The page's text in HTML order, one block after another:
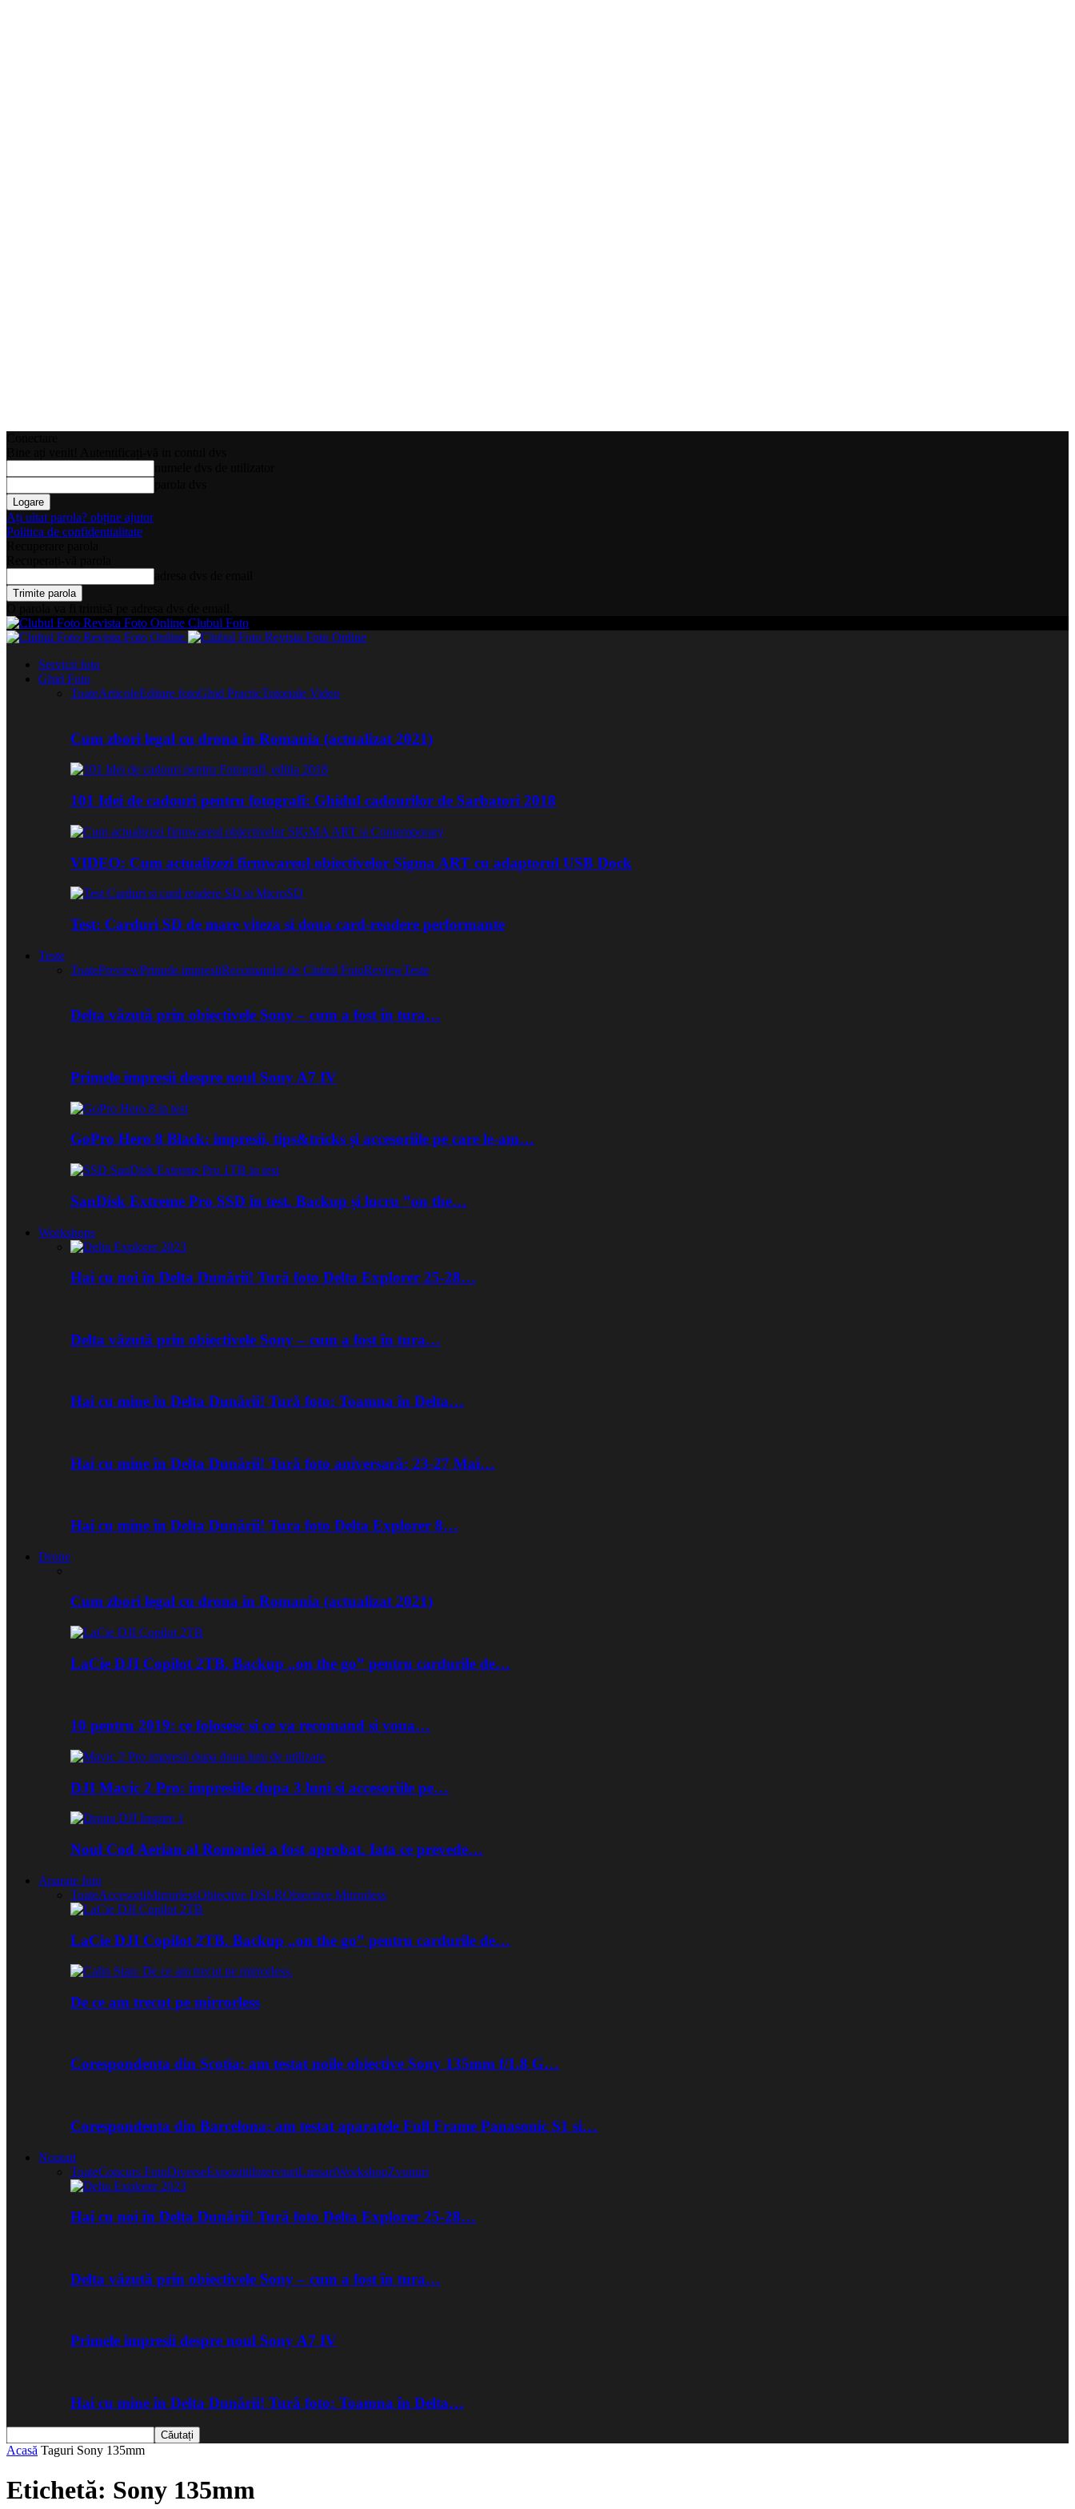
Ați uitat parola? obține ajutor
Politica de confidentialitate
Clubul Foto
Servicii foto
Ghid Foto
ToateArticoleEditare fotoGhid PracticTutoriale Video
Cum zbori legal cu drona in Romania (actualizat 2021)
101 Idei de cadouri pentru fotografi: Ghidul cadourilor de Sarbatori 2018
VIDEO: Cum actualizezi firmwareul obiectivelor Sigma ART cu adaptorul USB Dock
Test: Carduri SD de mare viteza si doua card-readere performante
Teste
ToatePreviewPrimele impresiiRecomandat de Clubul FotoReviewTeste
Delta văzută prin obiectivele Sony – cum a fost în tura…
Primele impresii despre noul Sony A7 IV
GoPro Hero 8 Black: impresii, tips&tricks și accesoriile pe care le-am…
SanDisk Extreme Pro SSD în test. Backup și lucru ”on the…
Workshops
Hai cu noi în Delta Dunării! Tură foto Delta Explorer 25-28…
Delta văzută prin obiectivele Sony – cum a fost în tura…
Hai cu mine în Delta Dunării! Tură foto: Toamna în Delta…
Hai cu mine în Delta Dunării! Tură foto aniversară: 23-27 Mai…
Hai cu mine în Delta Dunării! Tura foto Delta Explorer 8…
Drone
Cum zbori legal cu drona in Romania (actualizat 2021)
LaCie DJI Copilot 2TB. Backup „on the go” pentru cardurile de…
10 pentru 2019: ce folosesc si ce va recomand si voua…
DJI Mavic 2 Pro: impresiile dupa 3 luni si accesoriile pe…
Noul Cod Aerian al Romaniei a fost aprobat. Iata ce prevede…
Aparate foto
ToateAccesoriiMirrorlessObiective DSLRObiective Mirrorless
LaCie DJI Copilot 2TB. Backup „on the go” pentru cardurile de…
De ce am trecut pe mirrorless
Corespondenta din Scotia: am testat noile obiective Sony 135mm f/1.8 G…
Corespondenta din Barcelona: am testat aparatele Full Frame Panasonic S1 si…
Noutati
ToateConcurs FotoDiverseExpozitiiInterviuriLansariWorkshopZvonuri
Hai cu noi în Delta Dunării! Tură foto Delta Explorer 25-28…
Delta văzută prin obiectivele Sony – cum a fost în tura…
Primele impresii despre noul Sony A7 IV
Hai cu mine în Delta Dunării! Tură foto: Toamna în Delta…
Acasă Taguri Sony 135mm
Etichetă: Sony 135mm